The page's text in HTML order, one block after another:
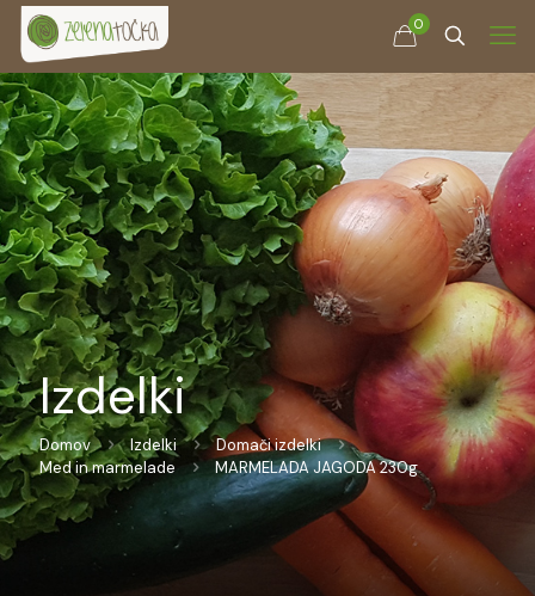
0
Izdelki
Domov Izdelki
Domači izdelki
Med in marmelade
MARMELADA JAGODA 230g